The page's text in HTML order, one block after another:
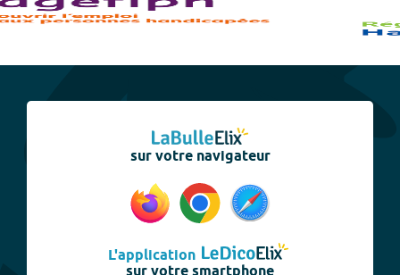
sur votre navigateur
L'application